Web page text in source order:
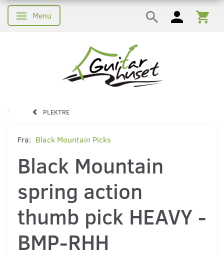
Skifte navigation
Menu
PLEKTRE
Fra: Black Mountain Picks
Black Mountain
spring action
thumb pick HEAVY -
BMP-RHH